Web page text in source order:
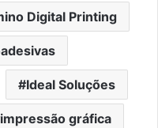
Digital Printing
Ideal Soluções
impressão gráfica